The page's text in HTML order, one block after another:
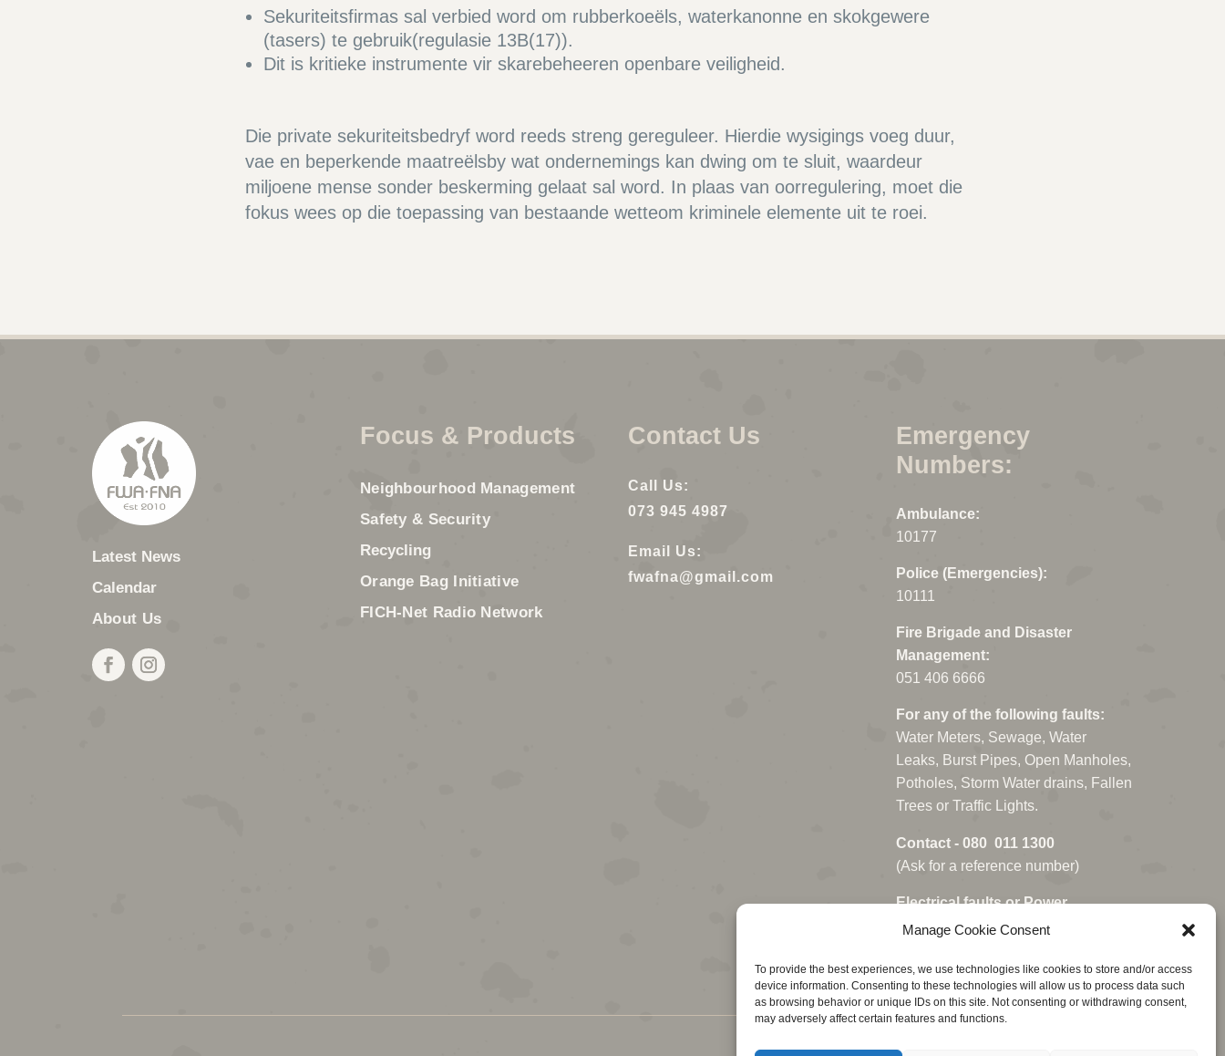
Manage Cookie Consent
To provide the best experiences, we use technologies like cookies to store and/or access
device information. Consenting to these technologies will allow us to process data such
as browsing behavior or unique IDs on this site. Not consenting or withdrawing consent,
may adversely affect certain features and functions.
Sekuriteitsfirmas sal verbied word om rubberkoeëls, waterkanonne en skokgewere
(tasers) te gebruik(regulasie 13B(17)).
Dit is kritieke instrumente vir skarebeheeren openbare veiligheid.
Die private sekuriteitsbedryf word reeds streng gereguleer. Hierdie wysigings voeg duur,
vae en beperkende maatreëlsby wat ondernemings kan dwing om te sluit, waardeur
miljoene mense sonder beskerming gelaat sal word. In plaas van oorregulering, moet die
fokus wees op die toepassing van bestaande wetteom kriminele elemente uit te roei.
Latest News
Calendar
About Us
Focus & Products
Neighbourhood Management
Safety & Security
Recycling
Orange Bag Initiative
FICH-Net Radio Network
Contact Us
Call Us:
073 945 4987
Email Us:
fwafna@gmail.com
Emergency
Numbers:
Ambulance:
10177
Police (Emergencies):
10111
Fire Brigade and Disaster
Management:
051 406 6666
For any of the following faults:
Water Meters, Sewage, Water
Leaks, Burst Pipes, Open Manholes,
Potholes, Storm Water drains, Fallen
Trees or Traffic Lights.
Contact - 080 011 1300
(Ask for a reference number)
Electrical faults or Power
Outages:
or Whatsapp: 068 178 0700.